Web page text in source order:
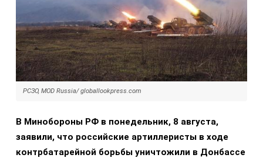
РСЗО, MOD Russia/ globallookpress.com
В Минобороны РФ в понедельник, 8 августа,
заявили, что российские артиллеристы в ходе
контрбатарейной борьбы уничтожили в Донбассе